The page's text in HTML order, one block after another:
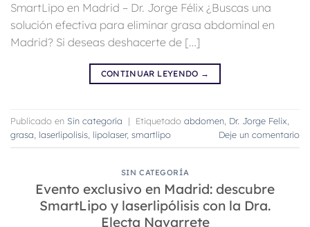
SmartLipo en Madrid – Dr. Jorge Félix ¿Buscas una
solución efectiva para eliminar grasa abdominal en
Madrid? Si deseas deshacerte de […]
CONTINUAR LEYENDO →
Publicado en Sin categoría | Etiquetado abdomen, Dr. Jorge Felix,
grasa, laserlipolisis, lipolaser, smartlipo Deje un comentario
SIN CATEGORÍA
Evento exclusivo en Madrid: descubre
SmartLipo y laserlipólisis con la Dra.
Electa Navarrete